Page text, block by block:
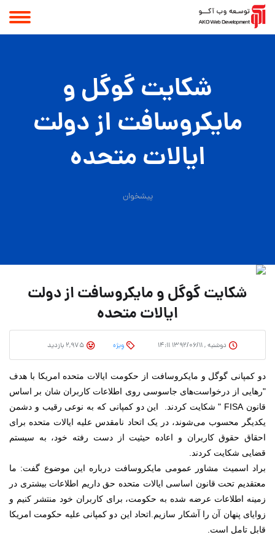
شکایت گوگل و
مایکروسافت از دولت
ایالات متحده
پیشخوان
شکایت گوگل و مایکروسافت از دولت
ایالات متحده
دوشنبه , ۱۳۹۲/۰۶/۱۱ ۱۴:۱۱ وِیژه
دو کمپانی گوگل و مایکروسافت از حکومت ایالات متحده امریکا با هدف
"رهایی از درخواست‌های جاسوسی روی اطلاعات کاربران شان بر اساس
قانون FISA " شکایت کردند.
این دو کمپانی که به نوعی رقیب و دشمن
یکدیگر محسوب می‌شوند، در یک اتحاد نامقدس علیه ایالات متحده برای
احقاق حقوق کاربران و اعاده حیثیت از دست رفته خود، به سیستم
قضایی شکایت کردند.
براد اسمیث مشاور عمومی مایکروسافت درباره این موضوع گفت: ما
معتقدیم تحت قانون اساسی ایالات متحده حق داریم اطلاعات بیشتری در
زمینه اطلاعات عرضه شده به حکومت، برای کاربران خود منتشر کنیم و
زوایای پنهان آن را آشکار سازیم. اتحاد این دو کمپانی علیه حکومت امریکا
قابل تامل است.